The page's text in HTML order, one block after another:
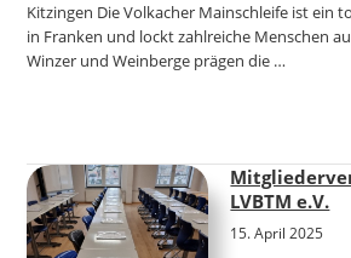
Kitzingen Die Volkacher Mainschleife ist ein
in Franken und lockt zahlreiche Menschen
Winzer und Weinberge prägen die …
LVBTM e.V.
15. April 2025